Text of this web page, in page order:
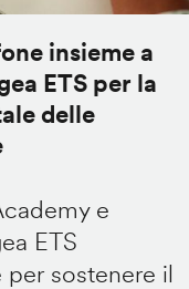
insieme a
ETS per la
delle
e
ETS
sostenere il